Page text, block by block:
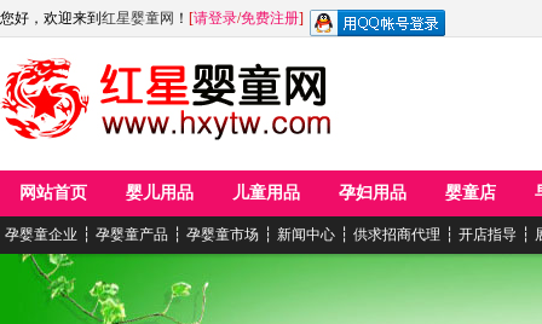
您好，欢迎来到 红星婴童网 ！ [请登录/免费注册]
网站首页 婴儿用品 儿童用品 孕妇用品 婴童店
孕婴童企业 ┆ 孕婴童产品 ┆ 孕婴童市场 ┆ 新闻中心 ┆ 供求招商代理 ┆ 开店指导 ┆